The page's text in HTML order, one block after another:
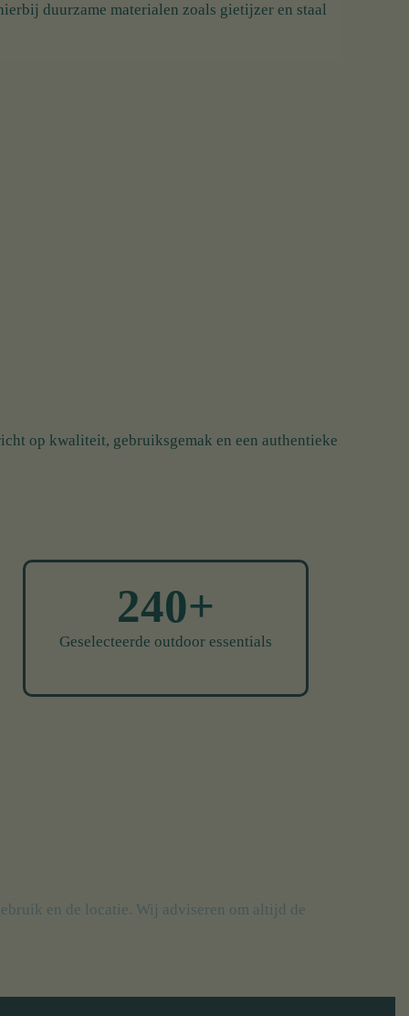
duurzame materialen zoals gietijzer en staal
op kwaliteit, gebruiksgemak en een authentieke
240+
Geselecteerde outdoor essentials
en de locatie. Wij adviseren om altijd de